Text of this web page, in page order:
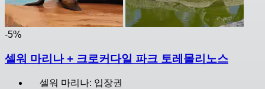
-5%
셀워 마리나 + 크로커다일 파크 토레몰리노스
셀워 마리나: 입장권